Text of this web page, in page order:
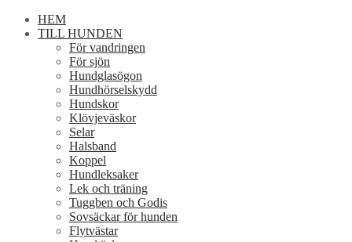
HEM
TILL HUNDEN
För vandringen
För sjön
Hundglasögon
Hundhörselskydd
Hundskor
Klövjeväskor
Selar
Halsband
Koppel
Hundleksaker
Lek och träning
Tuggben och Godis
Sovsäckar för hunden
Flytvästar